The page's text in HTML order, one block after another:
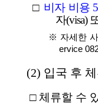
□ 비자 비용
자(visa)
※ 자세한 사
ervice
(2) 입국 후
□ 체류할 수